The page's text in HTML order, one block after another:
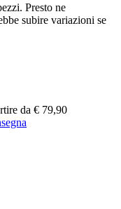
Presto ne
subire variazioni se
da € 79,90